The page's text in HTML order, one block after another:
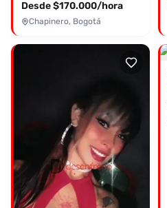
Desde $170.000/hora
Chapinero, Bogotá